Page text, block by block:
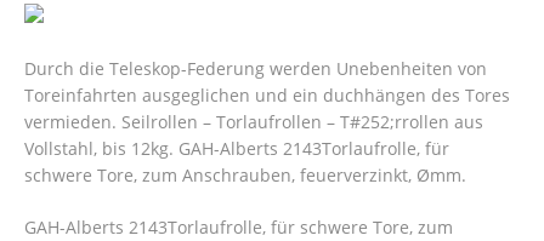
Durch die Teleskop-Federung werden Unebenheiten von
Toreinfahrten ausgeglichen und ein duchhängen des Tores
vermieden. Seilrollen – Torlaufrollen – T#252;rrollen aus
Vollstahl, bis 12kg. GAH-Alberts 2143Torlaufrolle, für
schwere Tore, zum Anschrauben, feuerverzinkt, Ømm.
GAH-Alberts 2143Torlaufrolle, für schwere Tore, zum